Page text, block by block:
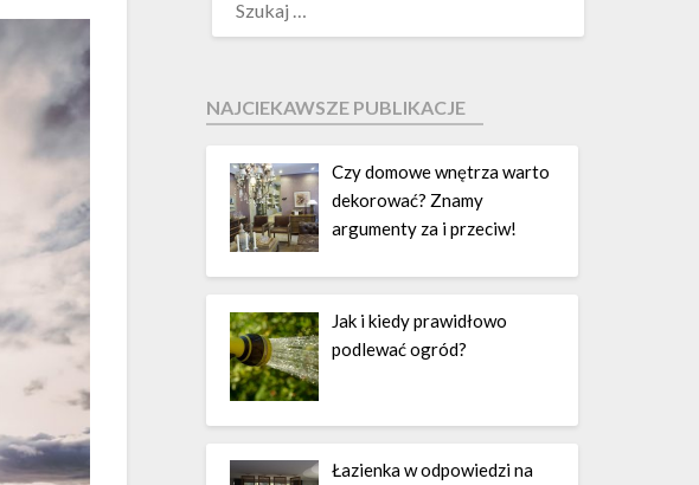
NAJCIEKAWSZE PUBLIKACJE
Czy domowe wnętrza warto
dekorować? Znamy
argumenty za i przeciw!
Jak i kiedy prawidłowo
podlewać ogród?
Łazienka w odpowiedzi na